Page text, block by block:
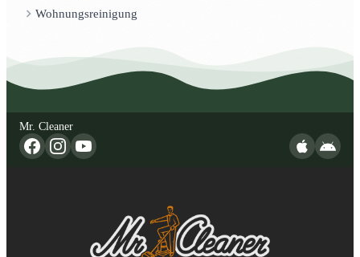
Wohnungsreinigung
Mr. Cleaner